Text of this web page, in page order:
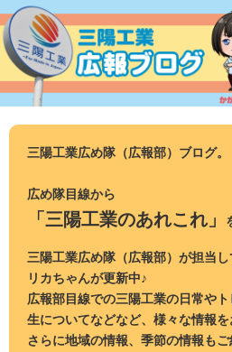
ン
テ
ツ
三陽工業広め隊（広報部）ブログ。
広め隊目線から
「三陽工業のあれこれ」
三陽工業広め隊（広報部）が担当
リカちゃんが更新中♪
広報部目線での三陽工業の日常や
生についてなどなど、様々な情報を
さらに地域の情報、季節の情報もご